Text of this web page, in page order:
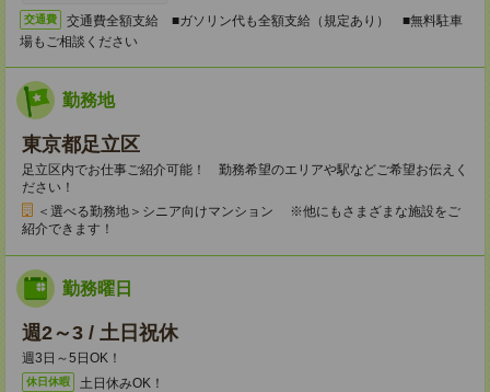
交通費
交通費全額支給 ■ガソリン代も全額支給（規定あり） ■無料駐車
場もご相談ください
勤務地
東京都足立区
足立区内でお仕事ご紹介可能！ 勤務希望のエリアや駅などご希望お伝えく
ださい！
＜選べる勤務地＞シニア向けマンション ※他にもさまざまな施設をご
紹介できます！
勤務曜日
週2～3 / 土日祝休
週3日～5日OK！
休日休暇
土日休みOK！